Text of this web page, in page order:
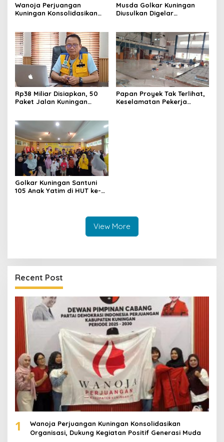
Wanoja Perjuangan
Kuningan Konsolidasikan
Muda
Musda Golkar Kuningan
Diusulkan Digelar
Rp38 Miliar Disiapkan, 50
Paket Jalan Kuningan
Papan Proyek Tak Terlihat,
Keselamatan Pekerja
Golkar Kuningan Santuni
105 Anak Yatim di HUT ke-
View More
Recent Post
1
Wanoja Perjuangan Kuningan Konsolidasikan
Organisasi, Dukung Kegiatan Positif Generasi Muda